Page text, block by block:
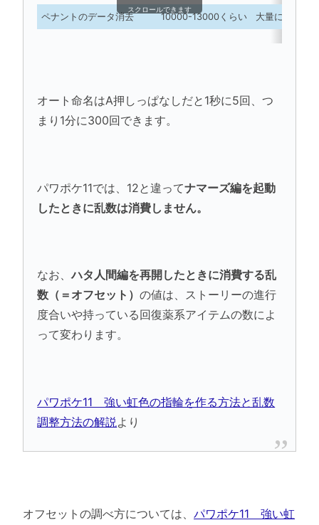
ペナントのデータ消去 10000-13000くらい 大量に乱数を
スクロールできます
オート命名はA押しっぱなしだと1秒に5回、つ
まり1分に300回できます。
パワポケ11では、12と違ってナマーズ編を起動
したときに乱数は消費しません。
なお、ハタ人間編を再開したときに消費する乱
数（＝オフセット）の値は、ストーリーの進行
度合いや持っている回復薬系アイテムの数によ
って変わります。
パワポケ11 強い虹色の指輪を作る方法と乱数
調整方法の解説 より
オフセットの調べ方については、 パワポケ11 強い虹